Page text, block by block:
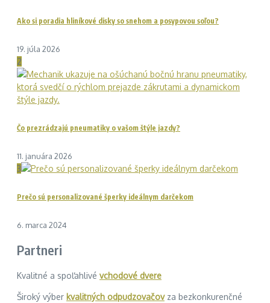
Ako si poradia hliníkové disky so snehom a posypovou soľou?
19. júla 2026
2
Čo prezrádzajú pneumatiky o vašom štýle jazdy?
11. januára 2026
3
Prečo sú personalizované šperky ideálnym darčekom
6. marca 2024
Partneri
Kvalitné a spoľahlivé vchodové dvere
Široký výber kvalitných odpudzovačovza bezkonkurenčné